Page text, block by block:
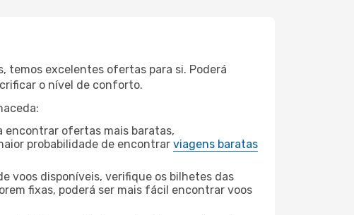
temos excelentes ofertas para si. Poderá
o nível de conforto.
encontrar ofertas mais baratas,
probabilidade de encontrar viagens baratas
voos disponíveis, verifique os bilhetes das
fixas, poderá ser mais fácil encontrar voos